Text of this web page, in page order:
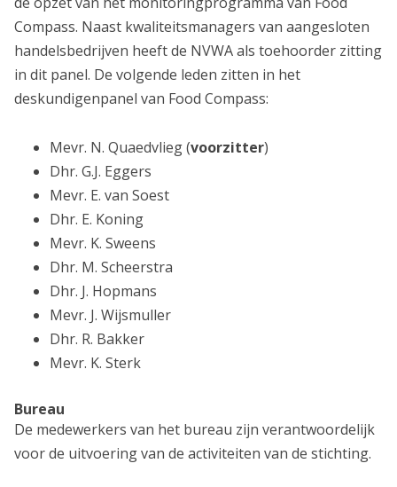
Compass. Naast kwaliteitsmanagers van aangesloten
handelsbedrijven heeft de NVWA als toehoorder zitting
in dit panel. De volgende leden zitten in het
deskundigenpanel van Food Compass:
Mevr. N. Quaedvlieg (voorzitter)
Dhr. G.J. Eggers
Mevr. E. van Soest
Dhr. E. Koning
Mevr. K. Sweens
Dhr. M. Scheerstra
Dhr. J. Hopmans
Mevr. J. Wijsmuller
Dhr. R. Bakker
Mevr. K. Sterk
Bureau
De medewerkers van het bureau zijn verantwoordelijk
voor de uitvoering van de activiteiten van de stichting.